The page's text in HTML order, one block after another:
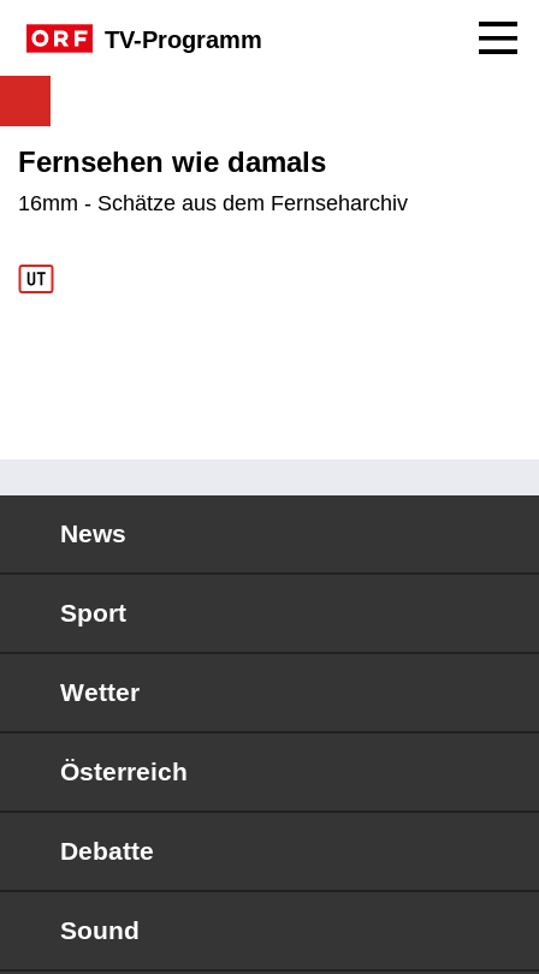
TV-Programm
Fernsehen wie damals
16mm - Schätze aus dem Fernseharchiv
News
Sport
Wetter
Österreich
Debatte
Sound